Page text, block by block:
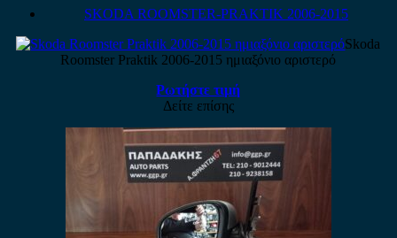
SKODA ROOMSTER-PRAKTIK 2006-2015
Skoda
Roomster Praktik 2006-2015 ημιαξόνιο αριστερό
Ρωτήστε τιμή
Δείτε επίσης